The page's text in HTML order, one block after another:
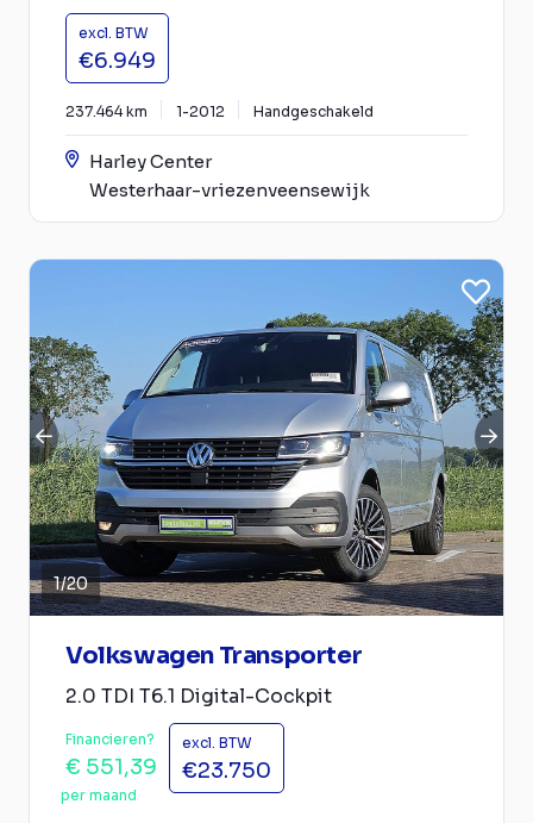
excl. BTW
€6.949
237.464 km 1-2012 Handgeschakeld
Harley Center
Westerhaar-vriezenveensewijk
1/20
Volkswagen Transporter
2.0 TDI T6.1 Digital-Cockpit
Financieren?
€ 551,39
per maand
excl. BTW
€23.750